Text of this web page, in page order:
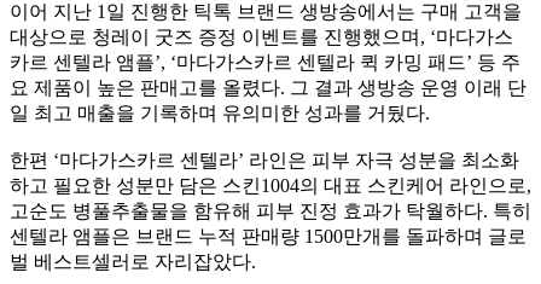
이어 지난 1일 진행한 틱톡 브랜드 생방송에서는 구매 고객을
대상으로 청레이 굿즈 증정 이벤트를 진행했으며, ‘마다가스
카르 센텔라 앰플’, ‘마다가스카르 센텔라 퀵 카밍 패드’ 등 주
요 제품이 높은 판매고를 올렸다. 그 결과 생방송 운영 이래 단
일 최고 매출을 기록하며 유의미한 성과를 거뒀다.
한편 ‘마다가스카르 센텔라’ 라인은 피부 자극 성분을 최소화
하고 필요한 성분만 담은 스킨1004의 대표 스킨케어 라인으로,
고순도 병풀추출물을 함유해 피부 진정 효과가 탁월하다. 특히
센텔라 앰플은 브랜드 누적 판매량 1500만개를 돌파하며 글로
벌 베스트셀러로 자리잡았다.